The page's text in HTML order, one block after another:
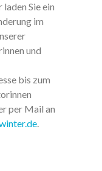
Sie ein
im
und
bis zum
per Mail an
.